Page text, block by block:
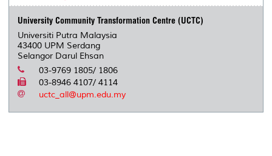
University Community Transformation Centre (UCTC)
Universiti Putra Malaysia
43400 UPM Serdang
Selangor Darul Ehsan
03-9769 1805/ 1806
03-8946 4107/ 4114
uctc_all@upm.edu.my